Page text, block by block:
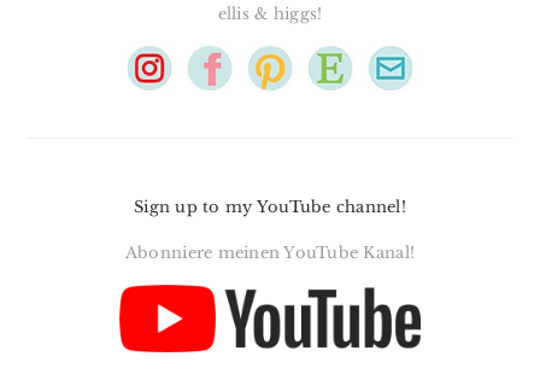
ellis & higgs!
Sign up to my YouTube channel!
Abonniere meinen YouTube Kanal!